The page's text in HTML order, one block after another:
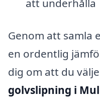
att underhålla
Genom att samla
en ordentlig
dig om att du
golvslipning i